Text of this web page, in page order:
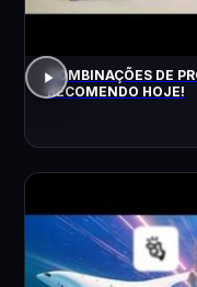
COMBINAÇÕES DE
RECOMENDO HOJE!